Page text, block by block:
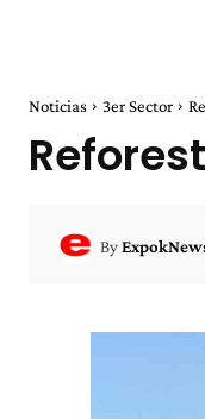
Noticias 3er Sector
By